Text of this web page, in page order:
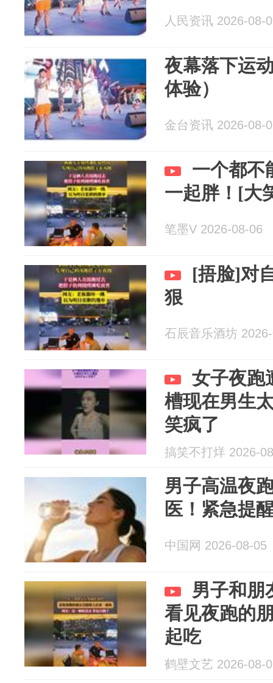
人民资讯 2026-08-
夜幕落下运
体验）
金台资讯 2026-08-
一个都不
一起胖！[大
笔墨V 2026-08-06
[捂脸]对
狠
石辰音乐酒坊
女子夜跑
槽现在男生
笑疯了
搞笑不打烊 2026-
男子高温夜
医！紧急提
中国网 2026-08-05
男子和朋
看见夜跑的
起吃
鹤壁文艺 2026-08-